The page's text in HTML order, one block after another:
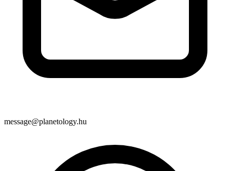
message@planetology.hu